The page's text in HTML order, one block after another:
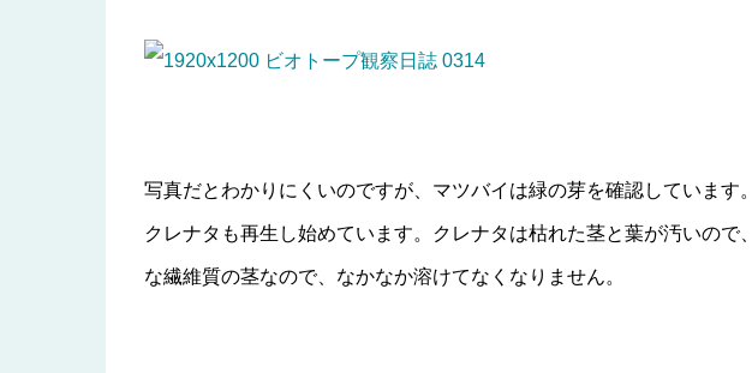
写真だとわかりにくいのですが、マツバイは緑の芽を確認しています
クレナタも再生し始めています。クレナタは枯れた茎と葉が汚いの
な繊維質の茎なので、なかなか溶けてなくなりません。